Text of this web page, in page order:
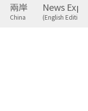
兩岸
China
News
(English Edition)